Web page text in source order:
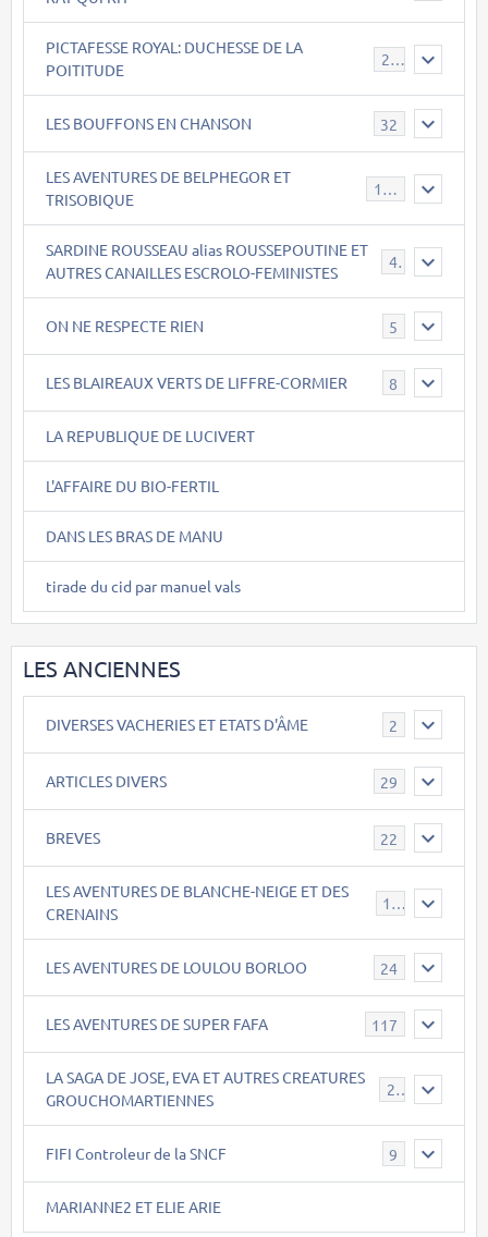
PICTAFESSE ROYAL: DUCHESSE DE LA
POITITUDE
23
LES BOUFFONS EN CHANSON 32
LES AVENTURES DE BELPHEGOR ET
TRISOBIQUE
147
SARDINE ROUSSEAU alias ROUSSEPOUTINE ET
AUTRES CANAILLES ESCROLO-FEMINISTES
40
ON NE RESPECTE RIEN 5
LES BLAIREAUX VERTS DE LIFFRE-CORMIER 8
LA REPUBLIQUE DE LUCIVERT
L'AFFAIRE DU BIO-FERTIL
DANS LES BRAS DE MANU
tirade du cid par manuel vals
LES ANCIENNES
DIVERSES VACHERIES ET ETATS D'ÂME 2
ARTICLES DIVERS 29
BREVES 22
LES AVENTURES DE BLANCHE-NEIGE ET DES
CRENAINS
17
LES AVENTURES DE LOULOU BORLOO 24
LES AVENTURES DE SUPER FAFA 117
LA SAGA DE JOSE, EVA ET AUTRES CREATURES
GROUCHOMARTIENNES
26
FIFI Controleur de la SNCF 9
MARIANNE2 ET ELIE ARIE